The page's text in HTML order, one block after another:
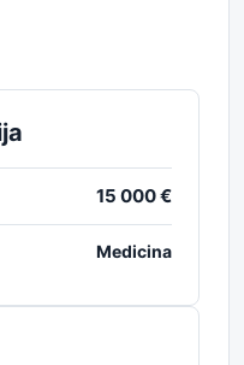
15 000 €
Medicina